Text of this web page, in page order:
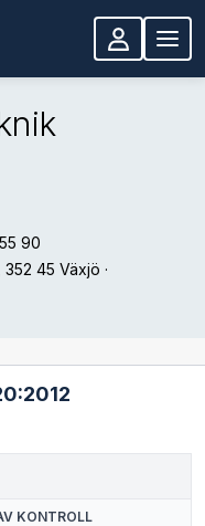
90
352 45 Växjö ·
KONTROLL